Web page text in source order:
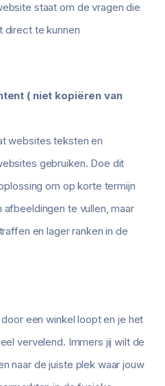
staat om de vragen die
direct te kunnen
( niet kopiëren van
websites teksten en
gebruiken. Doe dit
om op korte termijn
te vullen, maar
en lager ranken in de
een winkel loopt en je het
vervelend. Immers jij wilt de
naar de juiste plek waar jouw